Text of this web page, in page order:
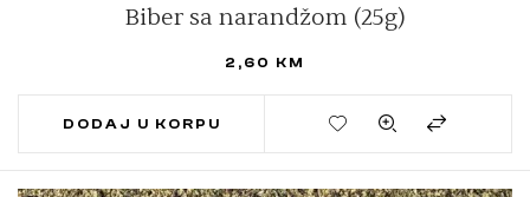
Biber sa narandžom (25g)
2,60 KM
DODAJ U KORPU